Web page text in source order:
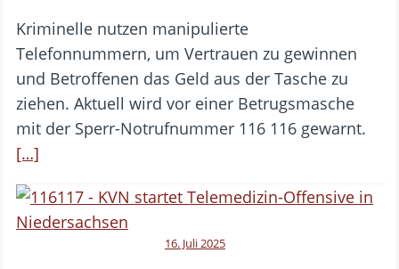
Kriminelle nutzen manipulierte
Telefonnummern, um Vertrauen zu gewinnen
und Betroffenen das Geld aus der Tasche zu
ziehen. Aktuell wird vor einer Betrugsmasche
mit der Sperr-Notrufnummer 116 116 gewarnt.
[…]
16. Juli 2025